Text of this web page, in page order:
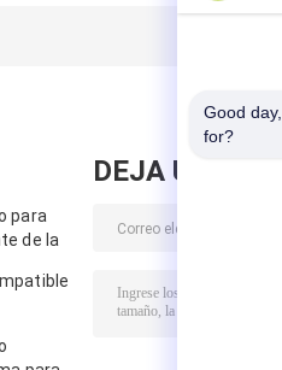
para
de la
DEJA UN
Good
for?